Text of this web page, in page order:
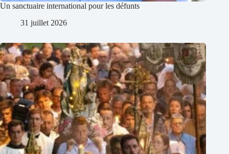
Un sanctuaire international pour les défunts
31 juillet 2026